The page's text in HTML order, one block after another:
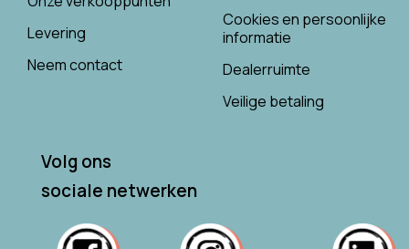
Levering
Neem contact
Cookies en persoonlijke
informatie
Dealerruimte
Veilige betaling
Volg ons
sociale netwerken